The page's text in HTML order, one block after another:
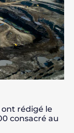
ont rédigé le
consacré au